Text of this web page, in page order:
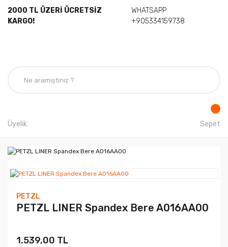
2000 TL ÜZERİ ÜCRETSİZ
KARGO!
WHATSAPP
+905334159738
Üyelik Sepet
PETZL
PETZL LINER Spandex Bere A016AA00
1.539,00 TL